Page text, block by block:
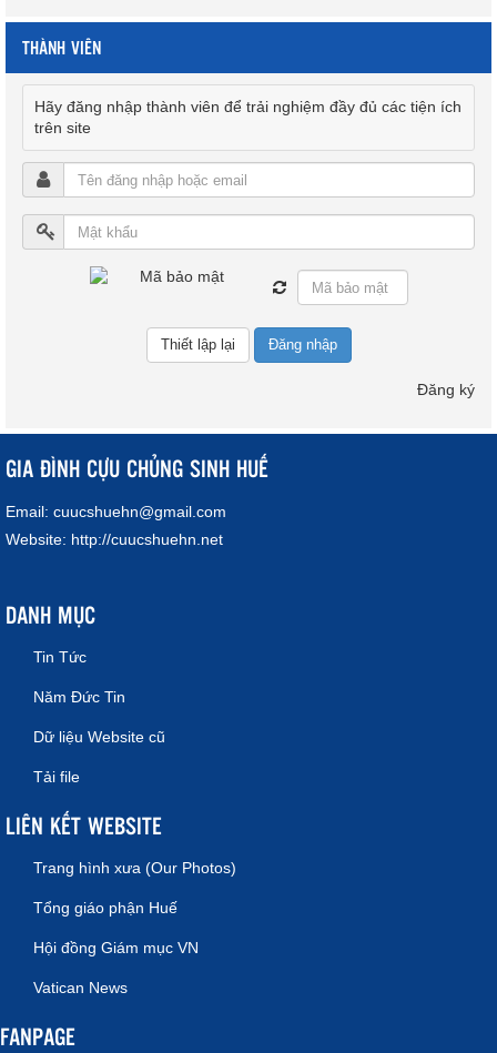
THÀNH VIÊN
Hãy đăng nhập thành viên để trải nghiệm đầy đủ các tiện ích
trên site
Đăng nhập
Đăng ký
GIA ĐÌNH CỰU CHỦNG SINH HUẾ
Email: cuucshuehn@gmail.com
Website: http://cuucshuehn.net
DANH MỤC
Tin Tức
Năm Đức Tin
Dữ liệu Website cũ
Tải file
LIÊN KẾT WEBSITE
Trang hình xưa (Our Photos)
Tổng giáo phận Huế
Hội đồng Giám mục VN
Vatican News
FANPAGE